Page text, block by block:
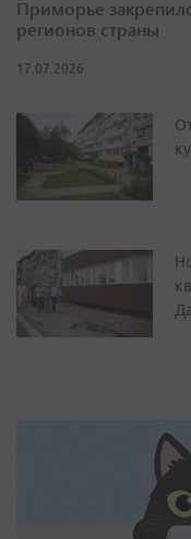
Приморье
регионов страны
17.07.2026